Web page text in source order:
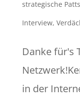
strategische
Interview,
Danke für's
in der